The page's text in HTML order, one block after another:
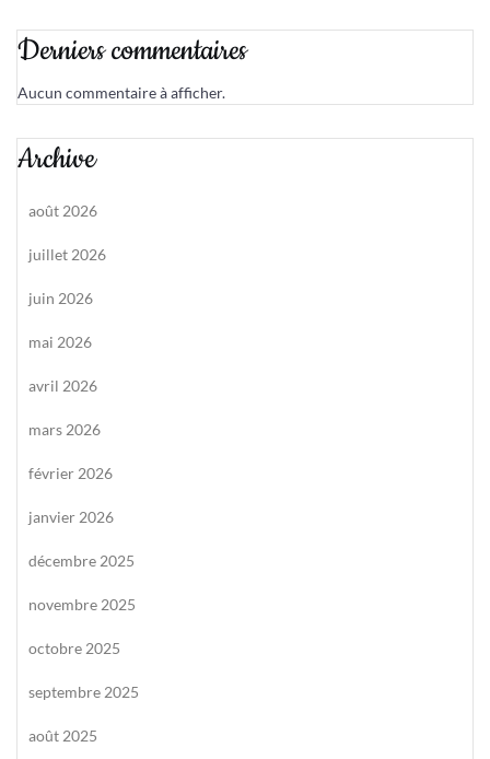
Derniers commentaires
Aucun commentaire à afficher.
Archive
août 2026
juillet 2026
juin 2026
mai 2026
avril 2026
mars 2026
février 2026
janvier 2026
décembre 2025
novembre 2025
octobre 2025
septembre 2025
août 2025